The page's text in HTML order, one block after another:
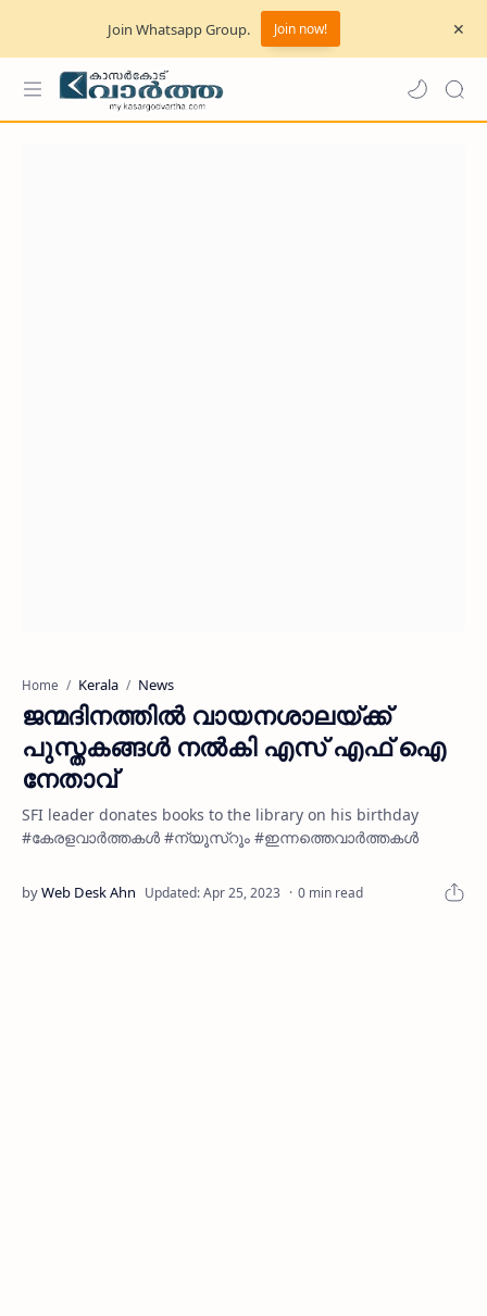
Join Whatsapp Group. Join now!
Home Kerala News
ജന്മദിനത്തില്‍ വായനശാലയ്ക്ക്
പുസ്തകങ്ങള്‍ നല്‍കി എസ് എഫ് ഐ
നേതാവ്‌
SFI leader donates books to the library on his birthday
#കേരളവാർത്തകൾ #ന്യൂസ്റൂം #ഇന്നത്തെവാർത്തകൾ
0 min read